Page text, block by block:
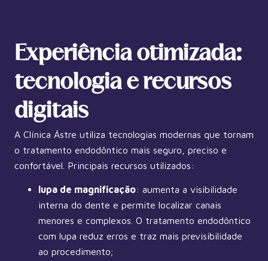
Experiência otimizada:
tecnologia e recursos
digitais
A Clínica Ástre utiliza tecnologias modernas que tornam
o tratamento endodôntico mais seguro, preciso e
confortável. Principais recursos utilizados:
lupa de magnificação: aumenta a visibilidade
interna do dente e permite localizar canais
menores e complexos. O tratamento endodôntico
com lupa reduz erros e traz mais previsibilidade
ao procedimento;